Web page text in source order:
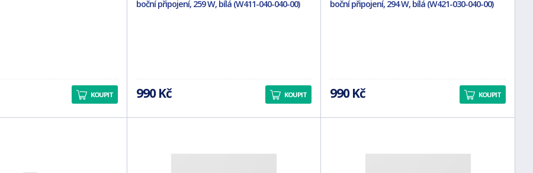
KOUPIT
boční připojení, 259 W, bílá (W411-040-040-00)
990 Kč KOUPIT
boční připojení, 294 W, bílá (W421-030-040-00)
990 Kč KOUPIT